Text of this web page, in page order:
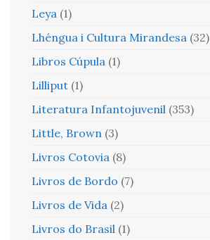
Leya (1)
Lhéngua i Cultura Mirandesa (32)
Libros Cúpula (1)
Lilliput (1)
Literatura Infantojuvenil (353)
Little, Brown (3)
Livros Cotovia (8)
Livros de Bordo (7)
Livros de Vida (2)
Livros do Brasil (1)